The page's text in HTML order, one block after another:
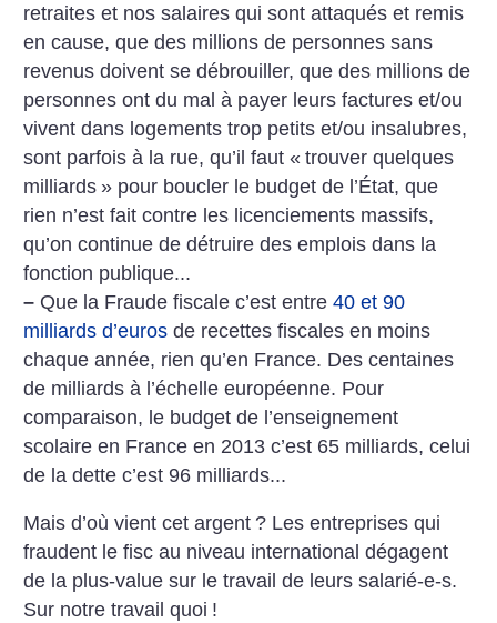
retraites et nos salaires qui sont attaqués et remis
en cause, que des millions de personnes sans
revenus doivent se débrouiller, que des millions de
personnes ont du mal à payer leurs factures et/ou
vivent dans logements trop petits et/ou insalubres,
sont parfois à la rue, qu’il faut « trouver quelques
milliards » pour boucler le budget de l’État, que
rien n’est fait contre les licenciements massifs,
qu’on continue de détruire des emplois dans la
fonction publique...
– Que la Fraude fiscale c’est entre40 et 90
milliards d’euros de recettes fiscales en moins
chaque année, rien qu’en France. Des centaines
de milliards à l’échelle européenne. Pour
comparaison, le budget de l’enseignement
scolaire en France en 2013 c’est 65 milliards, celui
de la dette c’est 96 milliards...
Mais d’où vient cet argent ? Les entreprises qui
fraudent le fisc au niveau international dégagent
de la plus-value sur le travail de leurs salarié-e-s.
Sur notre travail quoi !